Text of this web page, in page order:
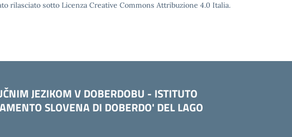
rilasciato sotto Licenza Creative Commons Attribuzione 4.0 Italia.
JEZIKOM V DOBERDOBU - ISTITUTO
SLOVENA DI DOBERDO' DEL LAGO